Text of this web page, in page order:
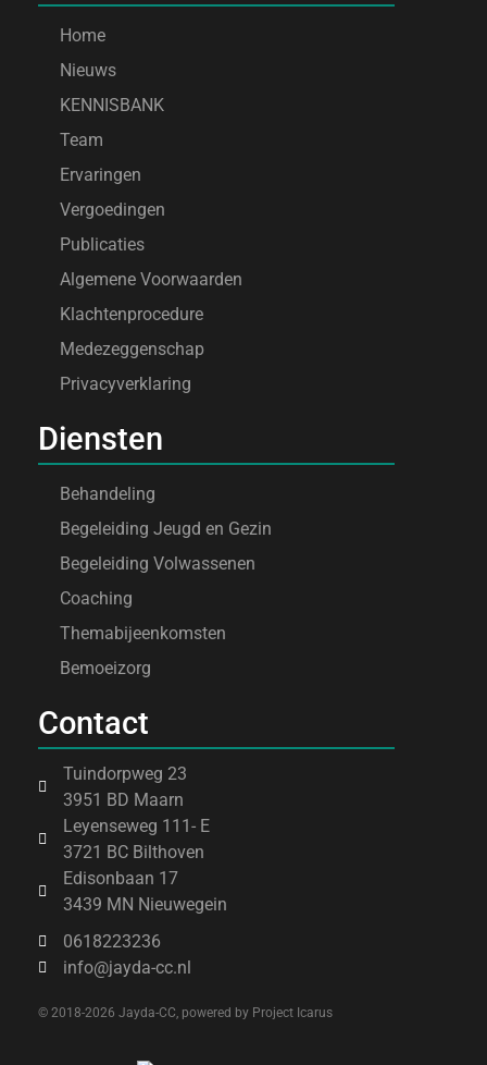
Home
Nieuws
KENNISBANK
Team
Ervaringen
Vergoedingen
Publicaties
Algemene Voorwaarden
Klachtenprocedure
Medezeggenschap
Privacyverklaring
Diensten
Behandeling
Begeleiding Jeugd en Gezin
Begeleiding Volwassenen
Coaching
Themabijeenkomsten
Bemoeizorg
Contact
Tuindorpweg 23
3951 BD Maarn
Leyenseweg 111- E
3721 BC Bilthoven
Edisonbaan 17
3439 MN Nieuwegein
0618223236
info@jayda-cc.nl
© 2018-2026 Jayda-CC, powered by Project Icarus